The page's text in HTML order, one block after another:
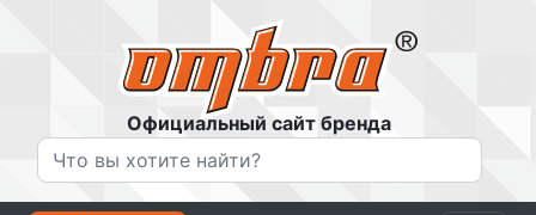
Официальный сайт бренда